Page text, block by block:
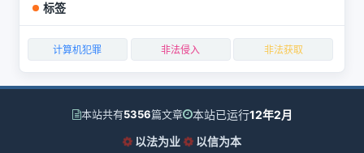
标签
计算机犯罪 非法侵入 非法获取
本站共有5356篇文章 本站已运行12年2月
以法为业
以信为本